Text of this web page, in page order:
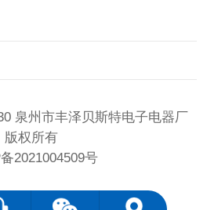
泉州市丰泽贝斯特电子电器厂
版权所有
2021004509号